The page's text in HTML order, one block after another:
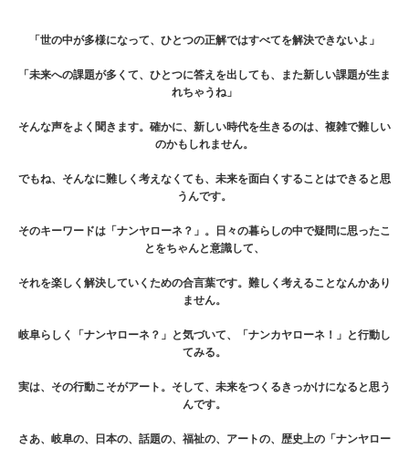
「世の中が多様になって、ひとつの正解ではすべてを解決できないよ」
「未来への課題が多くて、ひとつに答えを出しても、また新しい課題が生ま
れちゃうね」
そんな声をよく聞きます。確かに、新しい時代を生きるのは、複雑で難しい
のかもしれません。
でもね、そんなに難しく考えなくても、未来を面白くすることはできると思
うんです。
そのキーワードは「ナンヤローネ？」。日々の暮らしの中で疑問に思ったこ
とをちゃんと意識して、
それを楽しく解決していくための合言葉です。難しく考えることなんかあり
ません。
岐阜らしく「ナンヤローネ？」と気づいて、「ナンカヤローネ！」と行動し
てみる。
実は、その行動こそがアート。そして、未来をつくるきっかけになると思う
んです。
さあ、岐阜の、日本の、話題の、福祉の、アートの、歴史上の「ナンヤロー